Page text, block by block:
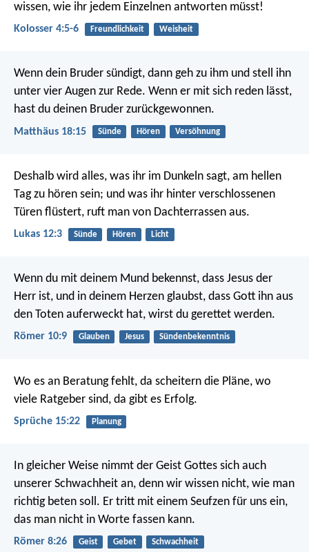
wissen, wie ihr jedem Einzelnen antworten müsst!
Kolosser 4:5-6 Freundlichkeit Weisheit
Wenn dein Bruder sündigt, dann geh zu ihm und stell ihn
unter vier Augen zur Rede. Wenn er mit sich reden lässt,
hast du deinen Bruder zurückgewonnen.
Matthäus 18:15 Sünde Hören Versöhnung
Deshalb wird alles, was ihr im Dunkeln sagt, am hellen
Tag zu hören sein; und was ihr hinter verschlossenen
Türen flüstert, ruft man von Dachterrassen aus.
Lukas 12:3 Sünde Hören Licht
Wenn du mit deinem Mund bekennst, dass Jesus der
Herr ist, und in deinem Herzen glaubst, dass Gott ihn aus
den Toten auferweckt hat, wirst du gerettet werden.
Römer 10:9 Glauben Jesus Sündenbekenntnis
Wo es an Beratung fehlt, da scheitern die Pläne, wo
viele Ratgeber sind, da gibt es Erfolg.
Sprüche 15:22 Planung
In gleicher Weise nimmt der Geist Gottes sich auch
unserer Schwachheit an, denn wir wissen nicht, wie man
richtig beten soll. Er tritt mit einem Seufzen für uns ein,
das man nicht in Worte fassen kann.
Römer 8:26 Geist Gebet Schwachheit